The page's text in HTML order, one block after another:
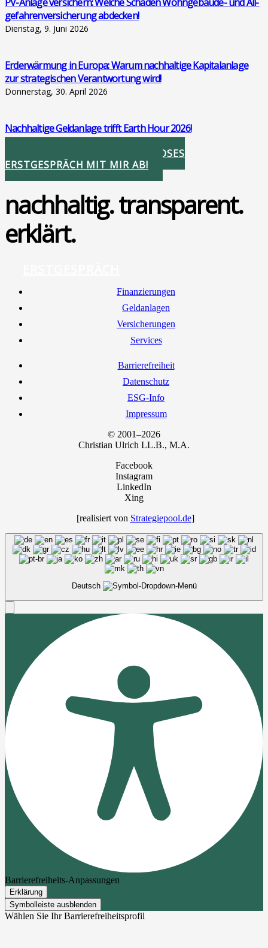
ge­fah­ren­ver­si­che­rung abde­cken!
Dienstag, 9. Juni 2026
Erd­er­wär­mung in Euro­pa: War­um nach­hal­ti­ge Kapi­tal­an­la­ge
zur stra­te­gi­schen Ver­ant­wor­tung wird!
Donnerstag, 30. April 2026
Nach­hal­ti­ge Geld­an­la­ge trifft Earth Hour 2026!
STIMMEN SIE IHR KOSTENLOSES
ERSTGESPRÄCH MIT MIR AB!
nachhaltig. transparent.
erklärt.
Finan­zie­run­gen
Geld­an­la­gen
Ver­si­che­run­gen
Ser­vices
Bar­rie­re­frei­heit
Daten­schutz
ESG-Info
Impres­sum
© 2001–2026
Chris­ti­an Ulrich LL.B., M.A.
Facebook
Instagram
LinkedIn
Xing
[rea­li­siert von Strategiepool.de]
Deutsch
Barrierefreiheits-Anpassungen
Erklärung
Symbolleiste ausblenden
Wählen Sie Ihr Barrierefreiheitsprofil